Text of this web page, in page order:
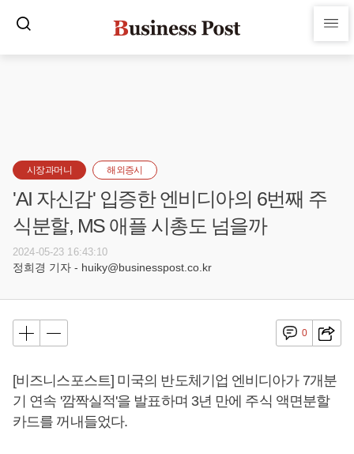
시장과머니 해외증시
'AI 자신감' 입증한 엔비디아의 6번째 주
식분할, MS 애플 시총도 넘을까
2024-05-23 16:43:10
정희경 기자 - huiky@businesspost.co.kr
0
[비즈니스포스트] 미국의 반도체기업 엔비디아가 7개분
기 연속 '깜짝실적'을 발표하며 3년 만에 주식 액면분할
카드를 꺼내들었다.